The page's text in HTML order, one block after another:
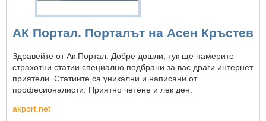
АК Портал. Порталът на Асен Кръстев
Здравейте от Ак Портал. Добре дошли, тук ще намерите
страхотни статии специално подбрани за вас драги интернет
приятели. Статиите са уникални и написани от
професионалисти. Приятно четене и лек ден.
akport.net